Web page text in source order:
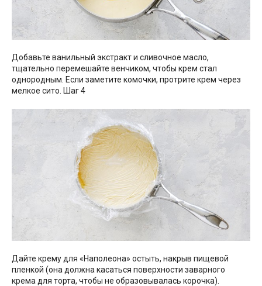
Добавьте ванильный экстракт и сливочное масло,
тщательно перемешайте венчиком, чтобы крем стал
однородным. Если заметите комочки, протрите крем через
мелкое сито. Шаг 4
Дайте крему для «Наполеона» остыть, накрыв пищевой
пленкой (она должна касаться поверхности заварного
крема для торта, чтобы не образовывалась корочка).